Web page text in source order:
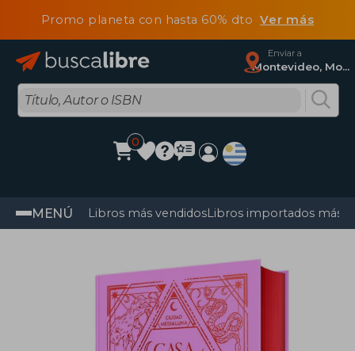
Promo planeta con hasta 60% dtoVer más
Enviar a
Montevideo, Montevideo
0
MENÚ Libros más vendidosLibros importados más